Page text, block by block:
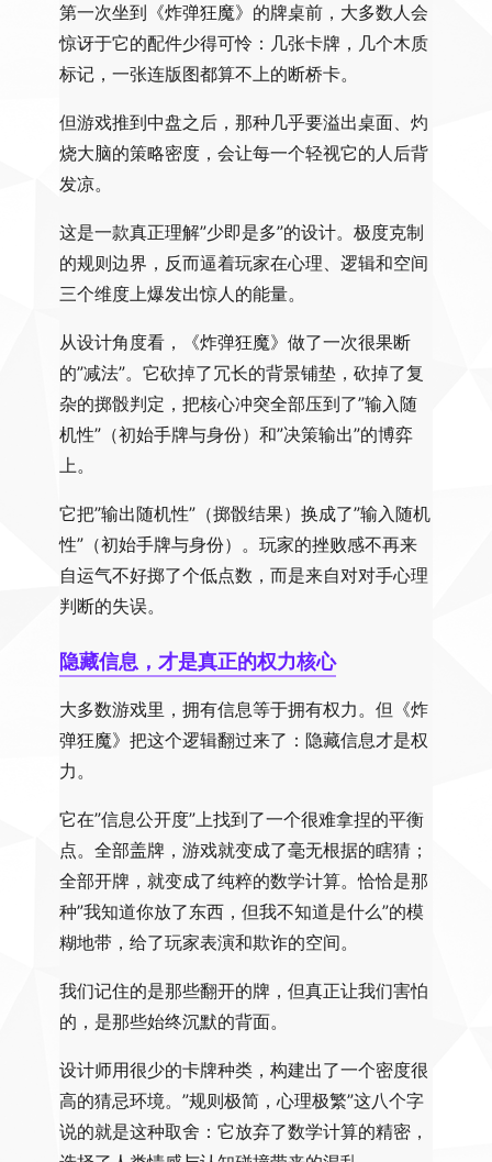
第一次坐到《炸弹狂魔》的牌桌前，大多数人会
惊讶于它的配件少得可怜：几张卡牌，几个木质
标记，一张连版图都算不上的断桥卡。
但游戏推到中盘之后，那种几乎要溢出桌面、灼
烧大脑的策略密度，会让每一个轻视它的人后背
发凉。
这是一款真正理解”少即是多”的设计。极度克制
的规则边界，反而逼着玩家在心理、逻辑和空间
三个维度上爆发出惊人的能量。
从设计角度看，《炸弹狂魔》做了一次很果断
的”减法”。它砍掉了冗长的背景铺垫，砍掉了复
杂的掷骰判定，把核心冲突全部压到了”输入随
机性”（初始手牌与身份）和”决策输出”的博弈
上。
它把”输出随机性”（掷骰结果）换成了”输入随机
性”（初始手牌与身份）。玩家的挫败感不再来
自运气不好掷了个低点数，而是来自对对手心理
判断的失误。
隐藏信息，才是真正的权力核心
大多数游戏里，拥有信息等于拥有权力。但《炸
弹狂魔》把这个逻辑翻过来了：隐藏信息才是权
力。
它在”信息公开度”上找到了一个很难拿捏的平衡
点。全部盖牌，游戏就变成了毫无根据的瞎猜；
全部开牌，就变成了纯粹的数学计算。恰恰是那
种”我知道你放了东西，但我不知道是什么”的模
糊地带，给了玩家表演和欺诈的空间。
我们记住的是那些翻开的牌，但真正让我们害怕
的，是那些始终沉默的背面。
设计师用很少的卡牌种类，构建出了一个密度很
高的猜忌环境。”规则极简，心理极繁”这八个字
说的就是这种取舍：它放弃了数学计算的精密，